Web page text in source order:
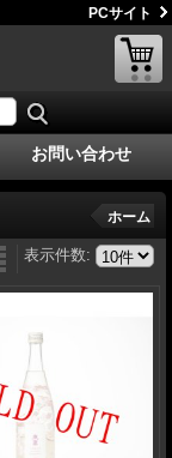
PCサイト
お問い合わせ
ホーム
表示件数: